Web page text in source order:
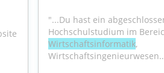
"...Du hast ein
Wirtschaftsinformatik,